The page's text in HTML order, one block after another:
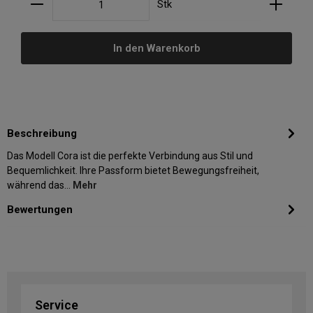
Stk
In den Warenkorb
Beschreibung
Das Modell Cora ist die perfekte Verbindung aus Stil und
Bequemlichkeit. Ihre Passform bietet Bewegungsfreiheit,
während das…
Mehr
Bewertungen
Service